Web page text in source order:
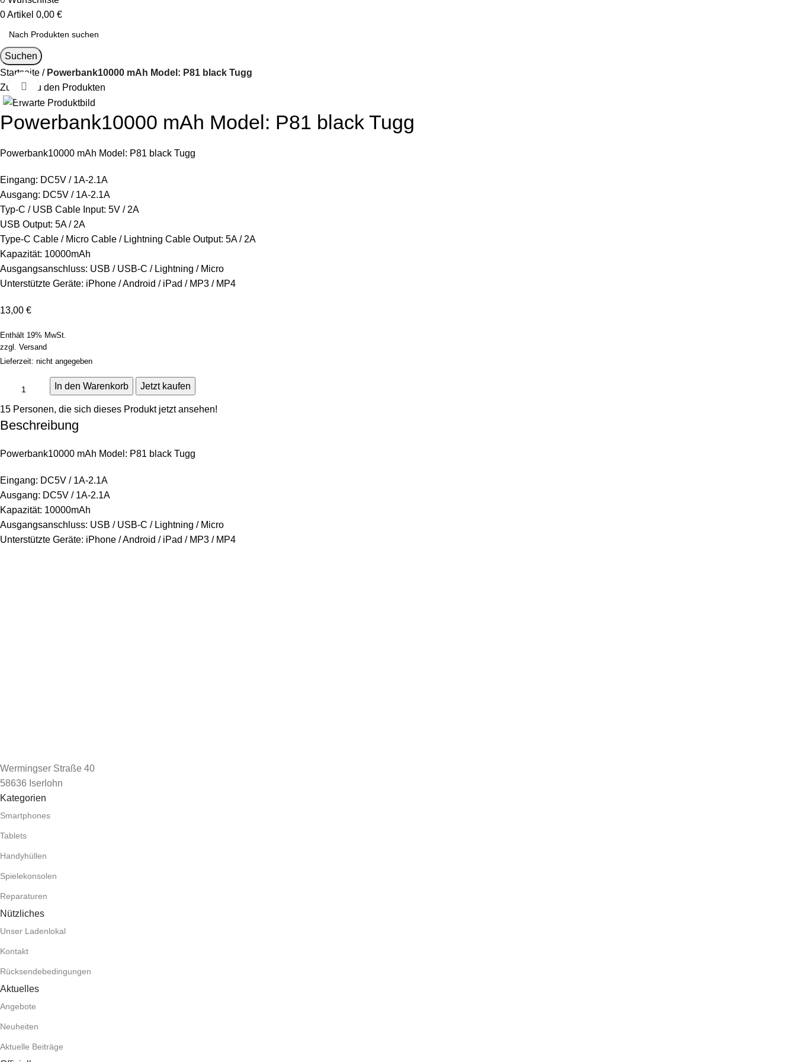
0Artikel 0,00 €
Suchen
Startseite
Powerbank10000 mAh Model: P81 black Tugg
Zurück zu den Produkten
Zum Vergrößern klicken
Powerbank10000 mAh Model: P81 black Tugg
Powerbank10000 mAh Model: P81 black Tugg
Eingang: DC5V / 1A-2.1A
Ausgang: DC5V / 1A-2.1A
Typ-C / USB Cable Input: 5V / 2A
USB Output: 5A / 2A
Type-C Cable / Micro Cable / Lightning Cable Output: 5A / 2A
Kapazität: 10000mAh
Ausgangsanschluss: USB / USB-C / Lightning / Micro
Unterstützte Geräte: iPhone / Android / iPad / MP3 / MP4
13,00 €
Enthält 19% MwSt.
zzgl. Versand
Lieferzeit: nicht angegeben
In den Warenkorb Jetzt kaufen
15 Personen, die sich dieses Produkt jetzt ansehen!
Beschreibung
Powerbank10000 mAh Model: P81 black Tugg
Eingang: DC5V / 1A-2.1A
Ausgang: DC5V / 1A-2.1A
Kapazität: 10000mAh
Ausgangsanschluss: USB / USB-C / Lightning / Micro
Unterstützte Geräte: iPhone / Android / iPad / MP3 / MP4
Wermingser Straße 40
58636 Iserlohn
Kategorien
Smartphones
Tablets
Handyhüllen
Spielekonsolen
Reparaturen
Nützliches
Unser Ladenlokal
Kontakt
Rücksendebedingungen
Aktuelles
Angebote
Neuheiten
Aktuelle Beiträge